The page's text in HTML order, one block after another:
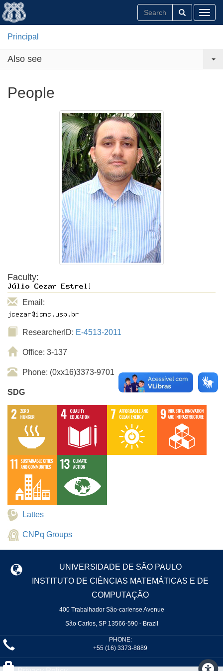
Principal
Also see
People
Faculty:
Email:
ResearcherID: E-4513-2011
Office: 3-137
Phone: (0xx16)3373-9701
SDG
Lattes
CNPq Groups
UNIVERSIDADE DE SÃO PAULO
INSTITUTO DE CIÊNCIAS MATEMÁTICAS E DE
COMPUTAÇÃO
400 Trabalhador São-carlense Avenue
São Carlos, SP 13566-590 - Brazil
PHONE:
+55 (16) 3373-8889